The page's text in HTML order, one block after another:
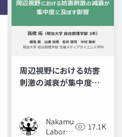
化粧工程 フローチャート
周辺視野における妨害
刺激の減衰が集中度に
Nakamura
Laboratory 17.1K